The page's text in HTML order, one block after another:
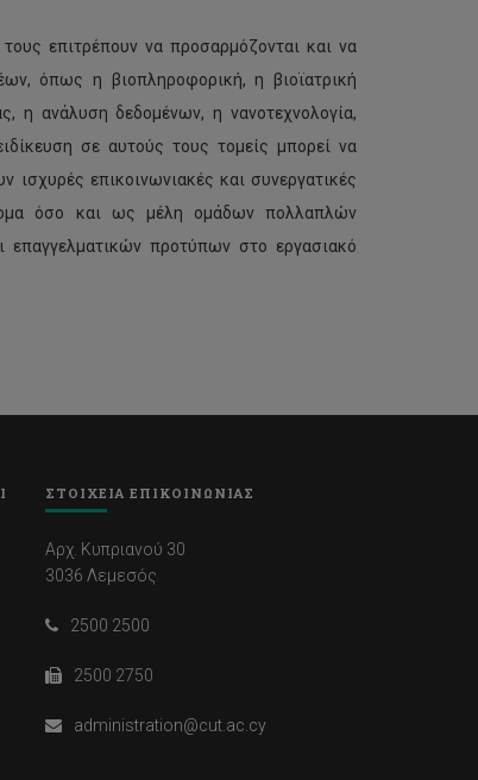
επιτρέπουν να προσαρμόζονται και να
όπως η βιοπληροφορική, η βιοϊατρική
η ανάλυση δεδομένων, η νανοτεχνολογία,
σε αυτούς τους τομείς μπορεί να
επικοινωνιακές και συνεργατικές
όσο και ως μέλη ομάδων πολλαπλών
προτύπων στο εργασιακό
ΣΤΟΙΧΕΙΑ ΕΠΙΚΟΙΝΩΝΙΑΣ
Αρχ. Κυπριανού 30
3036 Λεμεσός
2500 2500
2500 2750
administration@cut.ac.cy